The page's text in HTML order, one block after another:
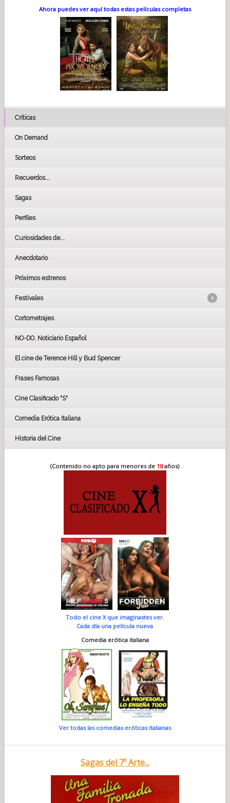
Ahora puedes ver aquí todas estas películas completas
Críticas
On Demand
Sorteos
Recuerdos...
Sagas
Perfiles
Curiosidades de...
Anecdotario
Próximos estrenos
Festivales
LOS OSCARS
GOYAS
BAFTA
Cortometrajes
NO-DO. Noticiario Español
El cine de Terence Hill y Bud Spencer
Frases Famosas
Cine Clasificado "S"
Comedia Erótica Italiana
Historia del Cine
(Contenido no apto para menores de 18años)
Todo el cine X que imaginastes ver.
Cada día una película nueva
Comedia erótica italiana
Ver todas las comedias eróticas italianas
Sagas del 7º Arte...